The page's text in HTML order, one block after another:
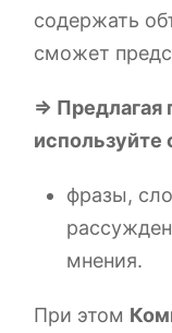
содержать
сможет
=>
используйте
фразы,
мнения.
При этом